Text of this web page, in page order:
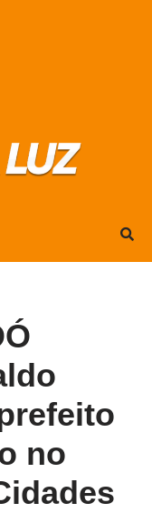
no